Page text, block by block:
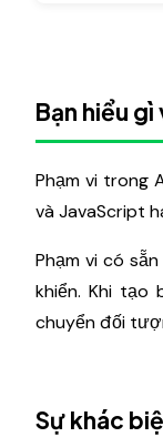
Bạn hiểu
Phạm vi trong
và JavaScript
Phạm vi có
khiển. Khi tạo
chuyển đối
Sự khác